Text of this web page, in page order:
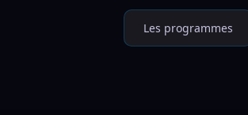
Les programmes